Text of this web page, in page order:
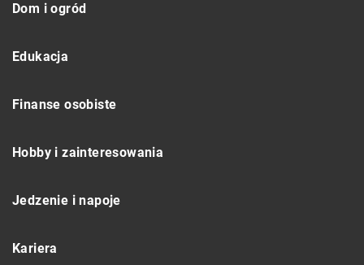
Dom i ogród
Edukacja
Finanse osobiste
Hobby i zainteresowania
Jedzenie i napoje
Kariera